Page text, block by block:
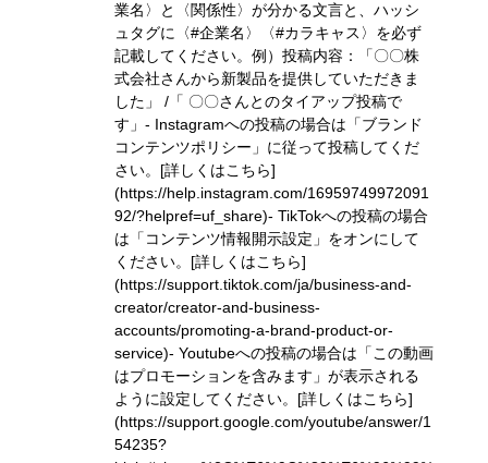
業名〉と〈関係性〉が分かる文言と、ハッシ
ュタグに〈#企業名〉〈#カラキャス〉を必ず
記載してください。 例）投稿内容：「〇〇株
式会社さんから新製品を提供していただきま
した」 /「 〇〇さんとのタイアップ投稿で
す」 - Instagramへの投稿の場合は「ブランド
コンテンツポリシー」に従って投稿してくだ
さい。 [詳しくはこちら]
(https://help.instagram.com/16959749972091
92/?helpref=uf_share)- TikTokへの投稿の場合
は「コンテンツ情報開示設定」をオンにして
ください。 [詳しくはこちら]
(https://support.tiktok.com/ja/business-and-
creator/creator-and-business-
accounts/promoting-a-brand-product-or-
service)- Youtubeへの投稿の場合は「この動画
はプロモーションを含みます」が表示される
ように設定してください。 [詳しくはこちら]
(https://support.google.com/youtube/answer/1
54235?